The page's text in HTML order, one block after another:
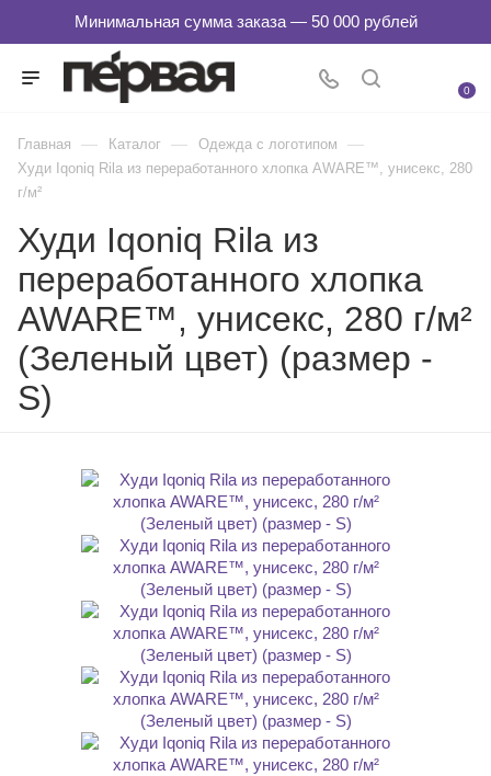
0
Главная — Каталог — Одежда с логотипом —
Худи Iqoniq Rila из переработанного хлопка AWARE™, унисекс, 280
г/м²
Худи Iqoniq Rila из
переработанного хлопка
AWARE™, унисекс, 280 г/м²
(Зеленый цвет) (размер -
S)